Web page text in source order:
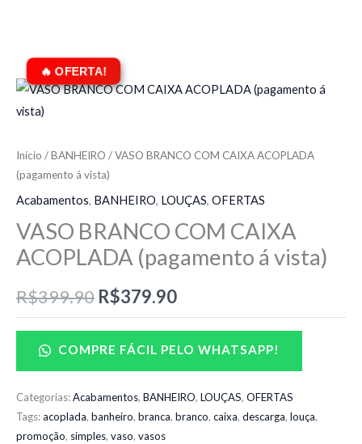
Início /BANHEIRO / VASO BRANCO COM CAIXA ACOPLADA
(pagamento á vista)
Acabamentos, BANHEIRO, LOUÇAS, OFERTAS
VASO BRANCO COM CAIXA
ACOPLADA (pagamento á vista)
R$399.90
O
original
era:
R$399.90.
R$379.90
O
atual
é:
R$379.90.
COMPRE FÁCIL PELO WHATSAPP!
Categorias:Acabamentos, BANHEIRO, LOUÇAS, OFERTAS
Tags:acoplada, banheiro, branca, branco, caixa, descarga, louça,
promoção, simples, vaso, vasos